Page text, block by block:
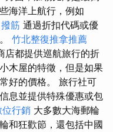
海洋上航行，例如
筋 通過折扣代碼或優
竹北整復推拿推薦
店都提供巡航旅行的折
木屋的特徵，但是如果
好的價格。 旅行社可
息並提供特殊優惠或包
位行銷 大多數大海郵輪
和狂歡節，還包括中國